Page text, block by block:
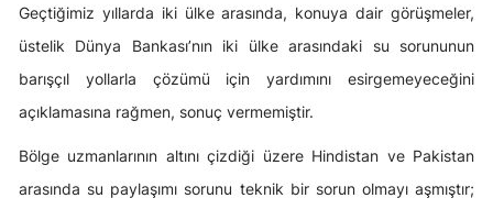
Geçtiğimiz yıllarda iki ülke arasında, konuya dair görüşmeler,
üstelik Dünya Bankası’nın iki ülke arasındaki su sorununun
barışçıl yollarla çözümü için yardımını esirgemeyeceğini
açıklamasına rağmen, sonuç vermemiştir.
Bölge uzmanlarının altını çizdiği üzere Hindistan ve Pakistan
arasında su paylaşımı sorunu teknik bir sorun olmayı aşmıştır;